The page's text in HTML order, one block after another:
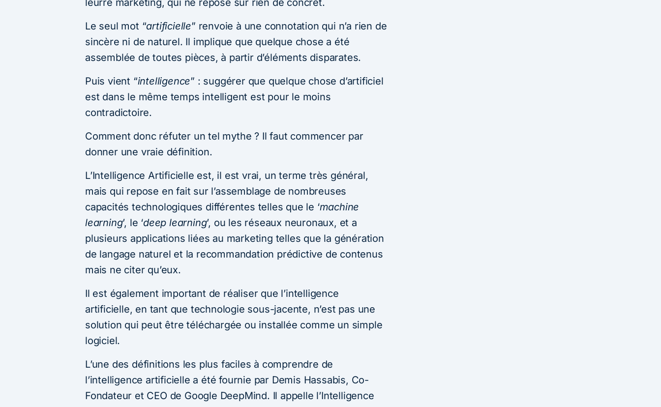
Le seul mot “artificielle” renvoie à une connotation qui n’a rien de
sincère ni de naturel. Il implique que quelque chose a été
assemblée de toutes pièces, à partir d’éléments disparates.
Puis vient “intelligence” : suggérer que quelque chose d’artificiel
est dans le même temps intelligent est pour le moins
contradictoire.
Comment donc réfuter un tel mythe ? Il faut commencer par
donner une vraie définition.
L’Intelligence Artificielle est, il est vrai, un terme très général,
mais qui repose en fait sur l’assemblage de nombreuses
capacités technologiques différentes telles que le ‘machine
learning’, le ‘deep learning’, ou les réseaux neuronaux, et a
plusieurs applications liées au marketing telles que la génération
de langage naturel et la recommandation prédictive de contenus
mais ne citer qu’eux.
Il est également important de réaliser que l’intelligence
artificielle, en tant que technologie sous-jacente, n’est pas une
solution qui peut être téléchargée ou installée comme un simple
logiciel.
L’une des définitions les plus faciles à comprendre de
l’intelligence artificielle a été fournie par Demis Hassabis, Co-
Fondateur et CEO de Google DeepMind. Il appelle l’Intelligence